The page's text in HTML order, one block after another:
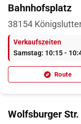
Bahnhofsplatz
38154
Verkaufszeiten
Samstag: 10:15 -
Route
Wolfsburger